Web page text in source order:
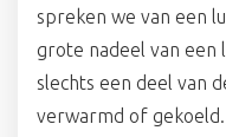
spreken we van een
grote nadeel van een
slechts een deel van
verwarmd of